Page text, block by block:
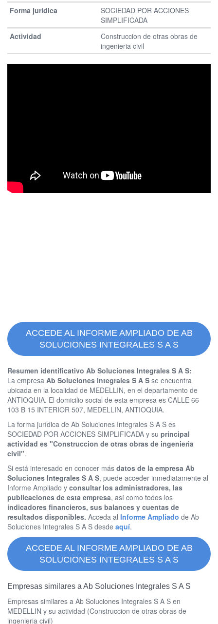
SOCIEDAD POR ACCIONES
SIMPLIFICADA
Construccion de otras obras de
ingenieria civil
ACCEDE AL INFORME AMPLIADO DE AB
SOLUCIONES INTEGRALES S A S
Resumen identificativo Ab Soluciones Integrales S A S:
La empresa Ab Soluciones Integrales S A S se encuentra
ubicada en la localidad de MEDELLIN, en el departamento de
ANTIOQUIA. El domicilio social de esta empresa es CALLE 66
103 B 15 INTERIOR 507, MEDELLIN, ANTIOQUIA.
La forma jurídica de Ab Soluciones Integrales S A S es
SOCIEDAD POR ACCIONES SIMPLIFICADA y su principal
actividad es "Construccion de otras obras de ingenieria
civil".
Si está interesado en conocer más datos de la empresa Ab
Soluciones Integrales S A S, puede acceder inmediatamente al
Informe Ampliado y consultar los administradores, las
publicaciones de esta empresa, así como todos los
indicadores financieros, sus balances y cuentas de
resultados disponibles. Acceda al Informe Ampliado de Ab
Soluciones Integrales S A S desde aquí.
ACCEDE AL INFORME AMPLIADO DE AB
SOLUCIONES INTEGRALES S A S
Empresas similares a Ab Soluciones Integrales S A S
Empresas similares a Ab Soluciones Integrales S A S en
MEDELLIN y su actividad (Construccion de otras obras de
ingenieria civil)